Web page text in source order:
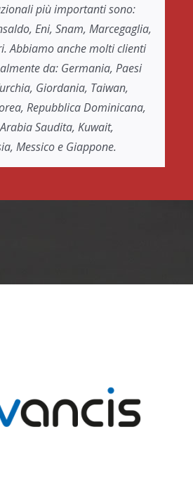
più importanti sono:
Eni, Snam, Marcegaglia,
Abbiamo anche molti clienti
da: Germania, Paesi
Giordania, Taiwan,
Repubblica Dominicana,
Saudita, Kuwait,
Messico e Giappone.